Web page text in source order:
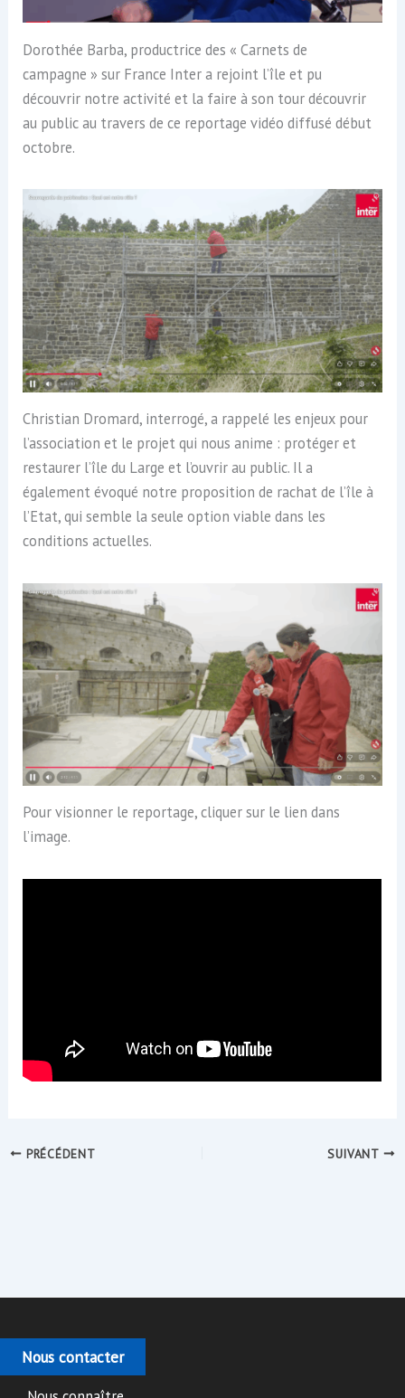
Dorothée Barba, productrice des « Carnets de
campagne » sur France Inter a rejoint l’île et pu
découvrir notre activité et la faire à son tour découvrir
au public au travers de ce reportage vidéo diffusé début
octobre.
Christian Dromard, interrogé, a rappelé les enjeux pour
l’association et le projet qui nous anime : protéger et
restaurer l’île du Large et l’ouvrir au public. Il a
également évoqué notre proposition de rachat de l’île à
l’Etat, qui semble la seule option viable dans les
conditions actuelles.
Pour visionner le reportage, cliquer sur le lien dans
l’image.
PRÉCÉDENT SUIVANT
Nous contacter